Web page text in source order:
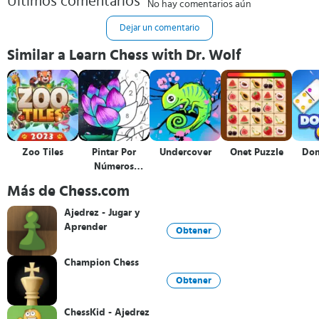
No hay comentarios aún
Dejar un comentario
Similar a Learn Chess with Dr. Wolf
Zoo Tiles
Pintar Por
Números
Undercover Onet Puzzle
Más de Chess.com
Ajedrez - Jugar y
Aprender
Obtener
Champion Chess
Obtener
ChessKid - Ajedrez